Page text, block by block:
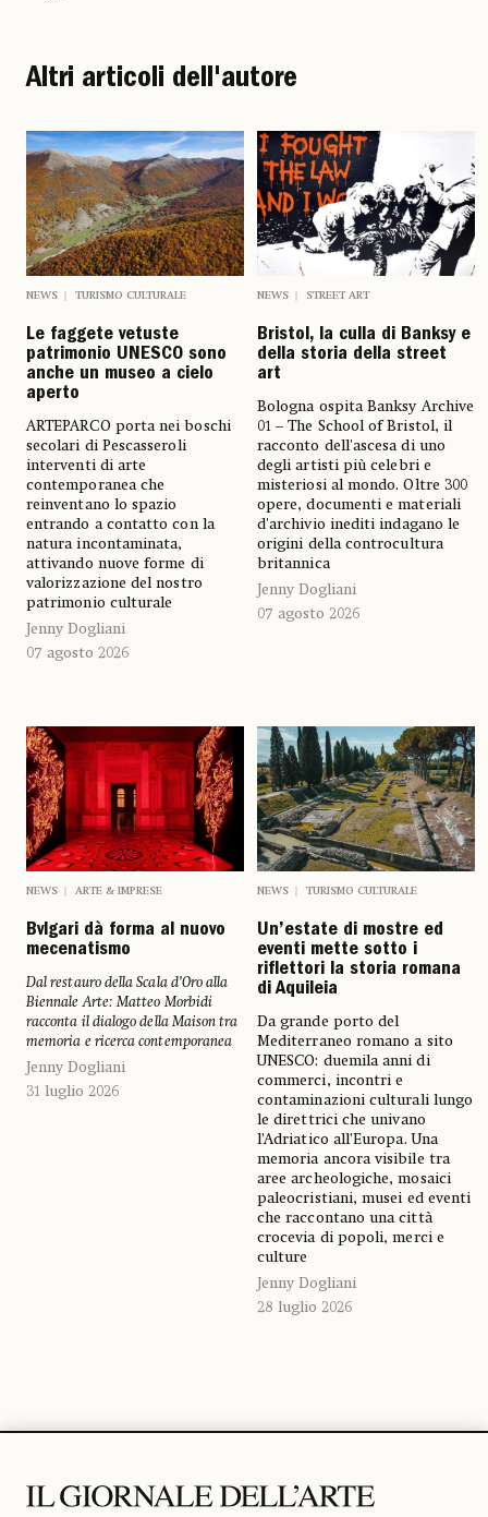
Altri articoli dell'autore
NEWS TURISMO CULTURALE
Le faggete vetuste
patrimonio UNESCO sono
anche un museo a cielo
aperto
ARTEPARCO porta nei boschi
secolari di Pescasseroli
interventi di arte
contemporanea che
reinventano lo spazio
entrando a contatto con la
natura incontaminata,
attivando nuove forme di
valorizzazione del nostro
patrimonio culturale
Jenny Dogliani
07 agosto 2026
NEWS STREET ART
Bristol, la culla di Banksy e
della storia della street
art
Bologna ospita Banksy Archive
01 – The School of Bristol, il
racconto dell'ascesa di uno
degli artisti più celebri e
misteriosi al mondo. Oltre 300
opere, documenti e materiali
d'archivio inediti indagano le
origini della controcultura
britannica
Jenny Dogliani
07 agosto 2026
NEWS ARTE & IMPRESE
Bvlgari dà forma al nuovo
mecenatismo
Dal restauro della Scala d’Oro alla
Biennale Arte: Matteo Morbidi
racconta il dialogo della Maison tra
memoria e ricerca contemporanea
Jenny Dogliani
31 luglio 2026
NEWS TURISMO CULTURALE
Un’estate di mostre ed
eventi mette sotto i
riflettori la storia romana
di Aquileia
Da grande porto del
Mediterraneo romano a sito
UNESCO: duemila anni di
commerci, incontri e
contaminazioni culturali lungo
le direttrici che univano
l’Adriatico all’Europa. Una
memoria ancora visibile tra
aree archeologiche, mosaici
paleocristiani, musei ed eventi
che raccontano una città
crocevia di popoli, merci e
culture
Jenny Dogliani
28 luglio 2026